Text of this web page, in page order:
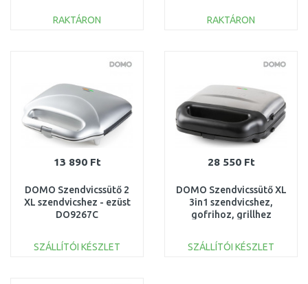
RAKTÁRON
Összehasonlítás
RAKTÁRON
Összehasonlítás
13 890 Ft
DOMO Szendvicssütő 2
XL szendvicshez - ezüst
DO9267C
SZÁLLÍTÓI KÉSZLET
28 550 Ft
DOMO Szendvicssütő XL
3in1 szendvicshez,
gofrihoz, grillhez
SZÁLLÍTÓI KÉSZLET